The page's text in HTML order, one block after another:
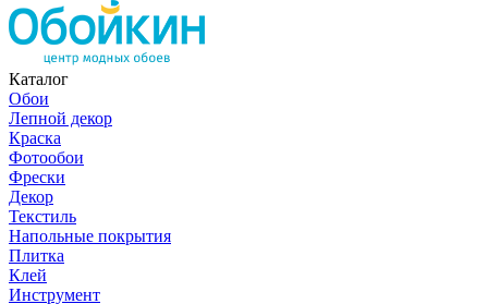
Каталог
Обои
Лепной декор
Краска
Фотообои
Фрески
Декор
Текстиль
Напольные покрытия
Плитка
Клей
Инструмент